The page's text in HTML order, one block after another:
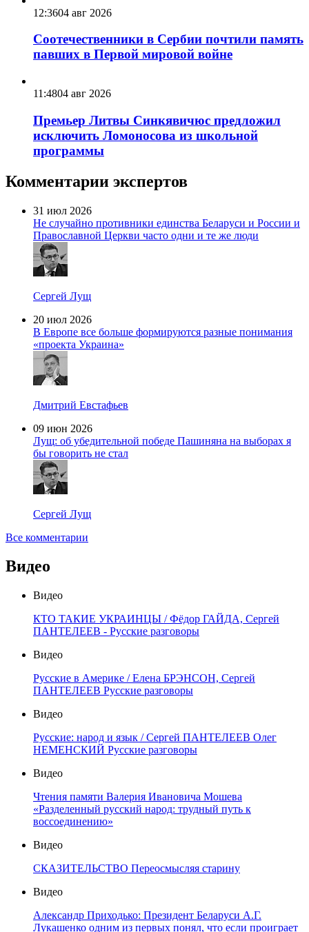
12:3604 авг 2026
Соотечественники в Сербии почтили память
павших в Первой мировой войне
11:4804 авг 2026
Премьер Литвы Синкявичюс предложил
исключить Ломоносова из школьной
программы
Комментарии экспертов
31 июл 2026
Не случайно противники единства Беларуси и России и
Православной Церкви часто одни и те же люди
Сергей Лущ
20 июл 2026
В Европе все больше формируются разные понимания
«проекта Украина»
Дмитрий Евстафьев
09 июн 2026
Лущ: об убедительной победе Пашиняна на выборах я
бы говорить не стал
Сергей Лущ
Все комментарии
Видео
Видео
КТО ТАКИЕ УКРАИНЦЫ / Фёдор ГАЙДА, Сергей
ПАНТЕЛЕЕВ - Русские разговоры
Видео
Русские в Америке / Елена БРЭНСОН, Сергей
ПАНТЕЛЕЕВ Русские разговоры
Видео
Русские: народ и язык / Сергей ПАНТЕЛЕЕВ Олег
НЕМЕНСКИЙ Русские разговоры
Видео
Чтения памяти Валерия Ивановича Мошева
«Разделенный русский народ: трудный путь к
воссоединению»
Видео
СКАЗИТЕЛЬСТВО Переосмысляя старину
Видео
Александр Приходько: Президент Беларуси А.Г.
Лукашенко одним из первых понял, что если проиграет